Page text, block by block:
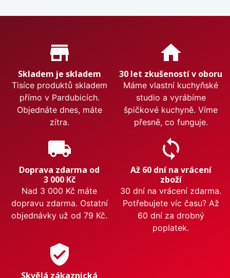
Proč nakupovat u nás?
store_mall_directory
Skladem je skladem
Tisíce produktů skladem
přímo v Pardubicích.
Objednáte dnes, máte
zítra.
home
30 let zkušeností v oboru
Máme vlastní kuchyňské
studio a vyrábíme
špičkové kuchyně. Víme
přesně, co funguje.
local_shipping
Doprava zdarma od
3 000 Kč
Nad 3 000 Kč máte
dopravu zdarma. Ostatní
objednávky už od 79 Kč.
sync
Až 60 dní na vrácení
zboží
30 dní na vrácení zdarma.
Potřebujete víc času? Až
60 dní za drobný
poplatek.
verified_user
Skvělá zákaznická